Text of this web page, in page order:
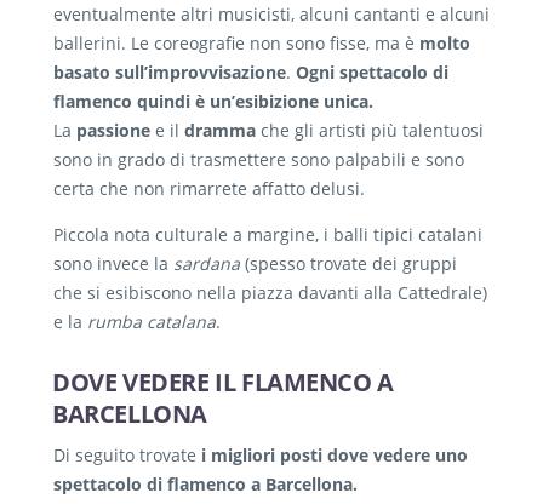
eventualmente altri musicisti, alcuni cantanti e alcuni
ballerini. Le coreografie non sono fisse, ma è molto
basato sull’improvvisazione. Ogni spettacolo di
flamenco quindi è un’esibizione unica.
La passione e il dramma che gli artisti più talentuosi
sono in grado di trasmettere sono palpabili e sono
certa che non rimarrete affatto delusi.
Piccola nota culturale a margine, i balli tipici catalani
sono invece la sardana (spesso trovate dei gruppi
che si esibiscono nella piazza davanti alla Cattedrale)
e la rumba catalana.
DOVE VEDERE IL FLAMENCO A
BARCELLONA
Di seguito trovate i migliori posti dove vedere uno
spettacolo di flamenco a Barcellona.